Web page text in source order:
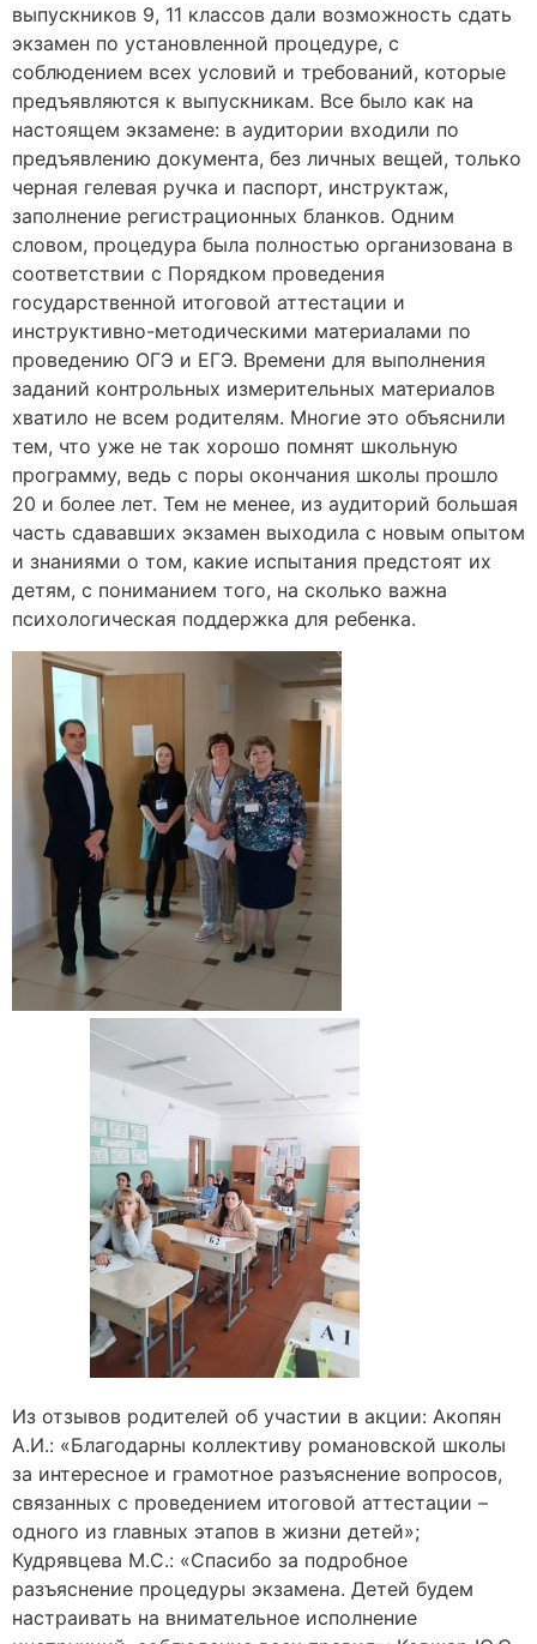
выпускников 9, 11 классов дали возможность сдать
экзамен по установленной процедуре, с
соблюдением всех условий и требований, которые
предъявляются к выпускникам. Все было как на
настоящем экзамене: в аудитории входили по
предъявлению документа, без личных вещей, только
черная гелевая ручка и паспорт, инструктаж,
заполнение регистрационных бланков. Одним
словом, процедура была полностью организована в
соответствии с Порядком проведения
государственной итоговой аттестации и
инструктивно-методическими материалами по
проведению ОГЭ и ЕГЭ. Времени для выполнения
заданий контрольных измерительных материалов
хватило не всем родителям. Многие это объяснили
тем, что уже не так хорошо помнят школьную
программу, ведь с поры окончания школы прошло
20 и более лет. Тем не менее, из аудиторий большая
часть сдававших экзамен выходила с новым опытом
и знаниями о том, какие испытания предстоят их
детям, с пониманием того, на сколько важна
психологическая поддержка для ребенка.
Из отзывов родителей об участии в акции: Акопян
А.И.: «Благодарны коллективу романовской школы
за интересное и грамотное разъяснение вопросов,
связанных с проведением итоговой аттестации –
одного из главных этапов в жизни детей»;
Кудрявцева М.С.: «Спасибо за подробное
разъяснение процедуры экзамена. Детей будем
настраивать на внимательное исполнение